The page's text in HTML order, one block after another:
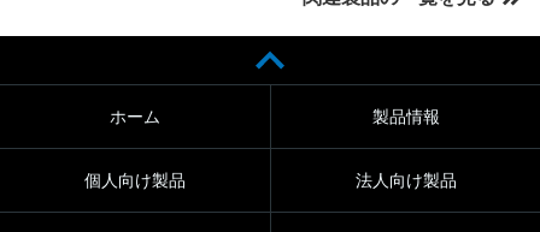
ホーム 製品情報
個人向け製品 法人向け製品